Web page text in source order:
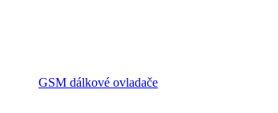
GSM dálkové ovladače